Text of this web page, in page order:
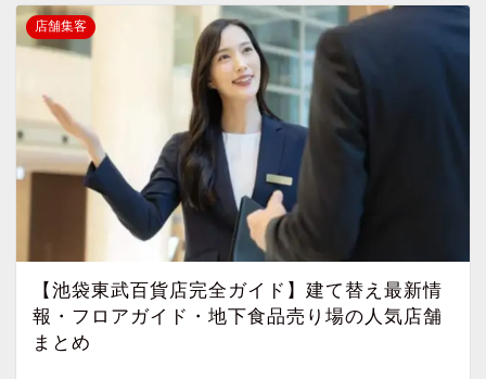
店舗集客
【池袋東武百貨店完全ガイド】建て替え最新情
報・フロアガイド・地下食品売り場の人気店舗
まとめ